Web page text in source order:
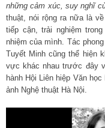
những cảm xúc, suy nghĩ
thuật, nói rộng ra nữa là
tiếp cận, trải nghiệm
nhiệm của mình. Tác
Tuyết Minh cũng thể hiện
vực khác nhau trước đây
hành Hội Liên hiệp Văn
ảnh Nghệ thuật Hà Nội.